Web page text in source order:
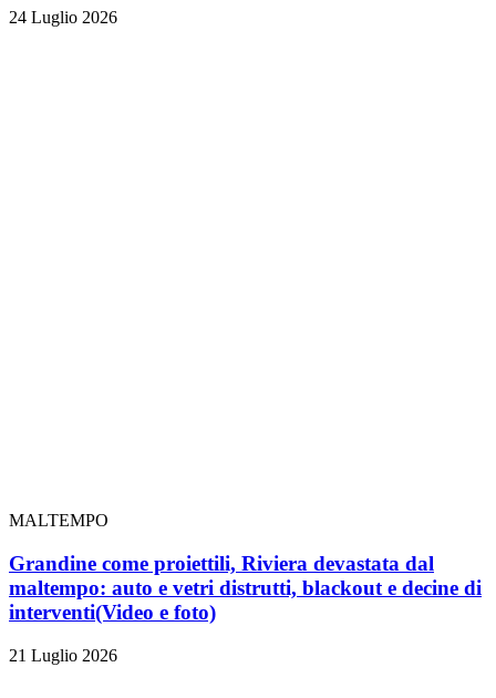
24 Luglio 2026
MALTEMPO
Grandine come proiettili, Riviera devastata dal
maltempo: auto e vetri distrutti, blackout e decine di
interventi(Video e foto)
21 Luglio 2026